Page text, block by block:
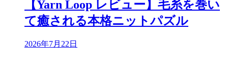
【Yarn Loop レビュー】毛糸を巻い
て癒される本格ニットパズル
2026年7月22日